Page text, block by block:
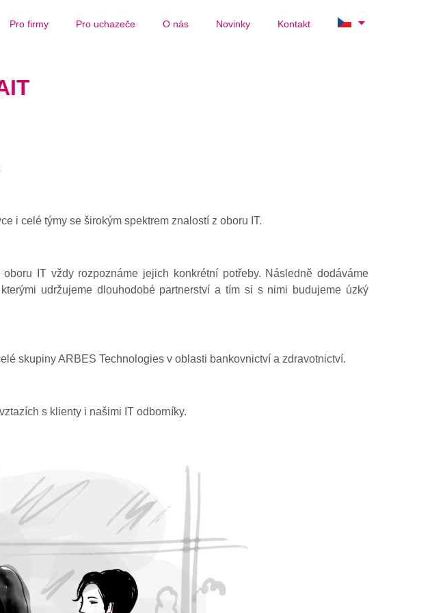
Pro firmy Pro uchazeče O nás Novinky Kontakt
i celé týmy se širokým spektrem znalostí z oboru IT.
IT vždy rozpoznáme jejich konkrétní potřeby. Následně dodáváme
udržujeme dlouhodobé partnerství a tím si s nimi budujeme úzký
skupiny ARBES Technologies v oblasti bankovnictví a zdravotnictví.
s klienty i našimi IT odborníky.